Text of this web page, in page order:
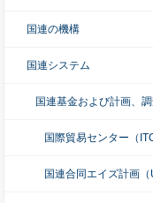
国連の機構
国連システム
国連基金および計画、
国際貿易センター（ITC
国連合同エイズ計画（